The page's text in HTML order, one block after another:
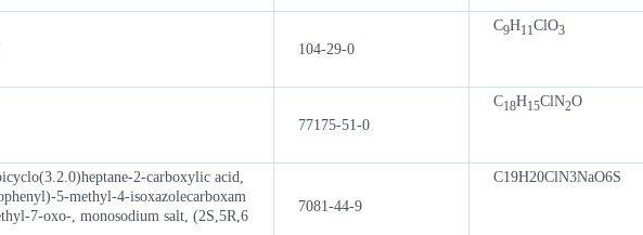
104-29-0
C9H11ClO3
77175-51-0
C18H15ClN2O
2-carboxylic acid,
5-methyl-4-isoxazolecarboxam
7-oxo-, monosodium salt, (2S,5R,6
7081-44-9
C19H20ClN3NaO6S